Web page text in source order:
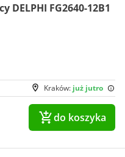
DELPHI FG2640-12B1
Kraków: już jutro
do koszyka